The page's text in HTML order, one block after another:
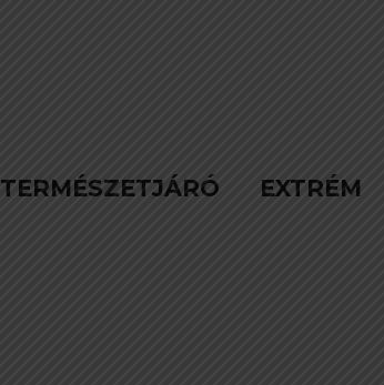
TERMÉSZETJÁRÓ EXTRÉM